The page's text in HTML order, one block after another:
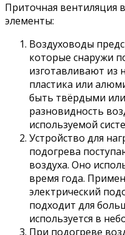
Приточная вентиляция
элементы:
Воздуховоды
которые снаружи
изготавливают из
пластика или
быть твёрдыми
разновидность
используемой
Устройство для
подогрева
воздуха. Оно
время года.
электрический
подходит для
используется в
При подогреве